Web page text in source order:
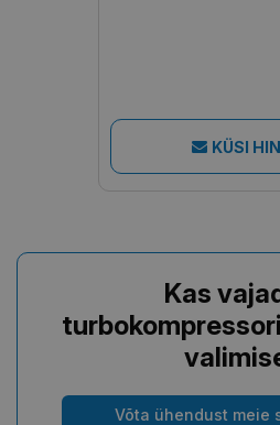
KÜSI
Kas
Võta ühendust meie